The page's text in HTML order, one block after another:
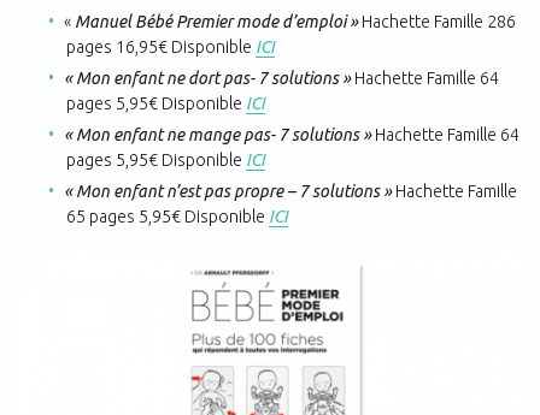
« Manuel Bébé Premier mode d’emploi »Hachette Famille 286
pages 16,95€ Disponible ICI
« Mon enfant ne dort pas- 7 solutions »Hachette Famille 64
pages 5,95€ Disponible ICI
« Mon enfant ne mange pas- 7 solutions »Hachette Famille 64
pages 5,95€ Disponible ICI
« Mon enfant n’est pas propre – 7 solutions »Hachette Famille
65 pages 5,95€ Disponible ICI